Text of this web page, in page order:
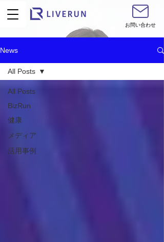
お問い合わせ
News
All Posts
BizRun
健康
メディア
活用事例
All Posts